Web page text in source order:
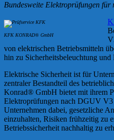
Bundesweite Elektroprüfungen
KFK KONRAD® GmbH
von elektrischen Betriebsmitteln
hin zu Sicherheitsbeleuchtung und
Elektrische Sicherheit ist für
zentraler Bestandteil des
Konrad® GmbH bietet mit ihrem
Elektroprüfungen nach DGUV
Unternehmen dabei, gesetzliche
einzuhalten, Risiken frühzeitig zu
Betriebssicherheit nachhaltig zu